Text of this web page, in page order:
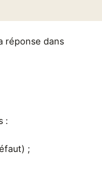
réponse dans
:
;